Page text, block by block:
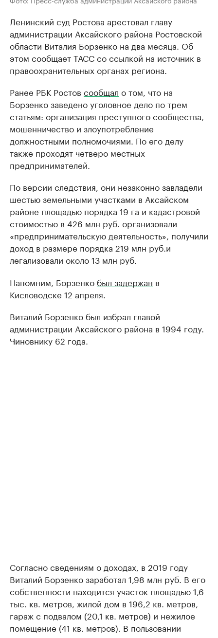
Ленинский суд Ростова арестовал главу
администрации Аксайского района Ростовской
области Виталия Борзенко на два месяца. Об
этом сообщает ТАСС со ссылкой на источник в
правоохранительных органах региона.
Ранее РБК Ростов сообщал о том, что на
Борзенко заведено уголовное дело по трем
статьям: организация преступного сообщества,
мошенничество и злоупотребление
должностными полномочиями. По его делу
также проходят четверо местных
предпринимателей.
По версии следствия, они незаконно завладели
шестью земельными участками в Аксайском
районе площадью порядка 19 га и кадастровой
стоимостью в 426 млн руб. организовали
«предпринимательскую деятельность», получили
доход в размере порядка 219 млн руб.и
легализовали около 13 млн руб.
Напомним, Борзенко был задержан в
Кисловодске 12 апреля.
Виталий Борзенко был избрал главой
администрации Аксайского района в 1994 году.
Чиновнику 62 года.
Согласно сведениям о доходах, в 2019 году
Виталий Борзенко заработал 1,98 млн руб. В его
собственности находится участок площадью 1,6
тыс. кв. метров, жилой дом в 196,2 кв. метров,
гараж с подвалом (20,1 кв. метров) и нежилое
помещение (41 кв. метров). В пользовании